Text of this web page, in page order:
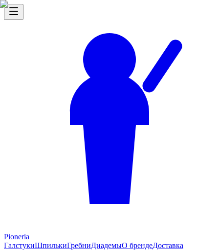
Pioneria
ГалстукиШпилькиГребниДиадемыО брендеДоставка